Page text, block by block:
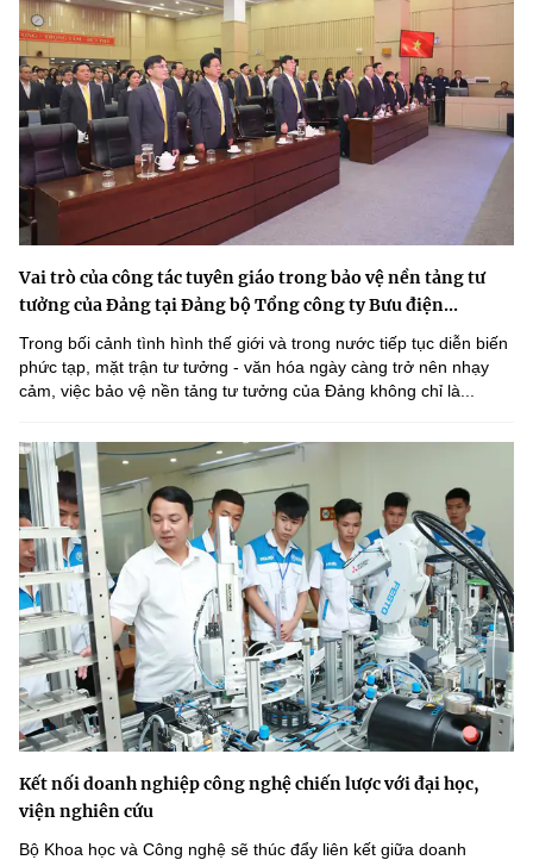
Vai trò của công tác tuyên giáo trong bảo vệ nền tảng tư
tưởng của Đảng tại Đảng bộ Tổng công ty Bưu điện...
Trong bối cảnh tình hình thế giới và trong nước tiếp tục diễn biến
phức tạp, mặt trận tư tưởng - văn hóa ngày càng trở nên nhạy
cảm, việc bảo vệ nền tảng tư tưởng của Đảng không chỉ là...
Kết nối doanh nghiệp công nghệ chiến lược với đại học,
viện nghiên cứu
Bộ Khoa học và Công nghệ sẽ thúc đẩy liên kết giữa doanh